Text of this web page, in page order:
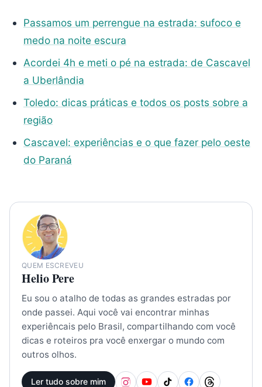
Passamos um perrengue na estrada: sufoco e
medo na noite escura
Acordei 4h e meti o pé na estrada: de Cascavel
a Uberlândia
Toledo: dicas práticas e todos os posts sobre a
região
Cascavel: experiências e o que fazer pelo oeste
do Paraná
QUEM ESCREVEU
Helio Pere
Eu sou o atalho de todas as grandes estradas por
onde passei. Aqui você vai encontrar minhas
experiêncais pelo Brasil, compartilhando com você
dicas e roteiros pra você enxergar o mundo com
outros olhos.
Ler tudo sobre mim